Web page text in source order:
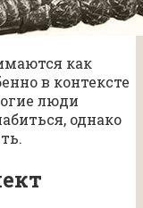
как
в контексте
люди
однако